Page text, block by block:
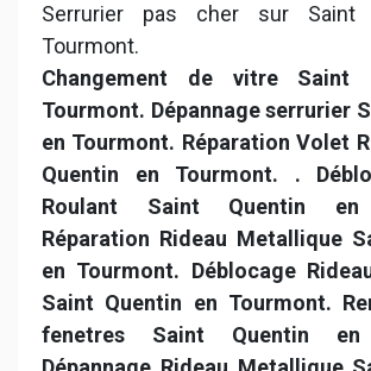
Serrurier pas cher sur Saint
Tourmont.
Changement de vitre Saint
Tourmont. Dépannage serrurier
en Tourmont. Réparation Volet
Quentin en Tourmont. .
Roulant Saint Quentin en
Réparation Rideau Metallique
en Tourmont. Déblocage
Saint Quentin en Tourmont.
fenetres Saint Quentin en